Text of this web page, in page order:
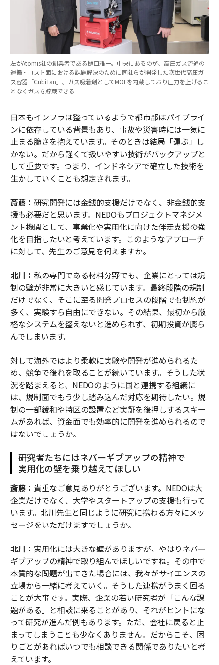
左がAtomis社の創業者である樋口雅一。中央にあるのが、高圧ガス流通の
運搬・コスト面における課題解決のために同社らが開発した次世代高圧ガ
ス容器「CubiTan」。ガス吸着剤としてMOFを内蔵しており圧力を上げるこ
となくガスを貯蔵できる
日本もインフラは整っているようで都市部はパイプライ
ンに依存している背景もあり、事故や災害時には一気に
止まる脆さを抱えています。そのときは結局「運ぶ」し
かない。だから軽くて扱いやすい技術がバックアップと
して重要です。つまり、インドネシアで確立した技術を
生かしていくことも想定されます。
斎藤： 研究開発には金銭的支援だけでなく、非金銭的支
援も必要だと思います。NEDOもプロジェクトマネジメ
ント機関として、事業化や実用化に向けた伴走支援の強
化を目指したいと考えています。このようなアプローチ
に対して、先生のご意見を伺えますか。
北川： 私の専門である材料分野でも、企業にとっては規
制の壁が非常に大きいと感じています。最終段階の規制
だけでなく、そこに至る開発プロセスの段階でも制約が
多く、実験すら自由にできない。その結果、最初から厳
格なシステムを整えないと進められず、初期投資が膨ら
んでしまいます。
対して海外ではより柔軟に実験や開発が進められるた
め、競争で後れを取ることが続いています。そうした状
況を踏まえると、NEDOのように国と連携する組織に
は、規制面でもう少し踏み込んだ対応を期待したい。規
制の一部緩和や特区の設置など実証を後押しするスキー
ムがあれば、資金面でも効率的に開発を進められるので
はないでしょうか。
研究者たちにはネバーギブアップの精神で
実用化の壁を乗り越えてほしい
斎藤： 貴重なご意見ありがとうございます。NEDOは大
企業だけでなく、大学やスタートアップの支援も行って
います。北川先生と同じように研究に携わる方々にメッ
セージをいただけますでしょうか。
北川： 実用化には大きな壁がありますが、やはりネバー
ギブアップの精神で取り組んでほしいですね。その中で
本質的な問題が出てきた場合には、我々がサイエンスの
立場から一緒に考えていく。そうした連携がうまく回る
ことが大事です。実際、企業の若い研究者が「こんな課
題がある」と相談に来ることがあり、それがヒントにな
って研究が進んだ例もあります。ただ、会社に戻ると止
まってしまうことも少なくありません。だからこそ、困
りごとがあればいつでも相談できる関係でありたいと考
えています。